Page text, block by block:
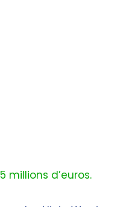
millions d’euros.